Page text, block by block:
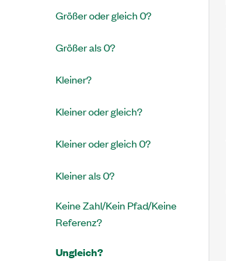
Größer oder gleich 0?
Größer als 0?
Kleiner?
Kleiner oder gleich?
Kleiner oder gleich 0?
Kleiner als 0?
Keine Zahl/Kein Pfad/Keine
Referenz?
Ungleich?